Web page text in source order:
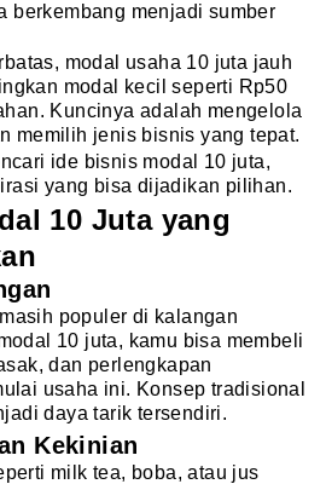
berkembang menjadi sumber
modal usaha 10 juta jauh
modal kecil seperti Rp50
Kuncinya adalah mengelola
memilih jenis bisnis yang tepat.
ide bisnis modal 10 juta,
yang bisa dijadikan pilihan.
10 Juta yang
masih populer di kalangan
10 juta, kamu bisa membeli
dan perlengkapan
usaha ini. Konsep tradisional
daya tarik tersendiri.
Kekinian
milk tea, boba, atau jus